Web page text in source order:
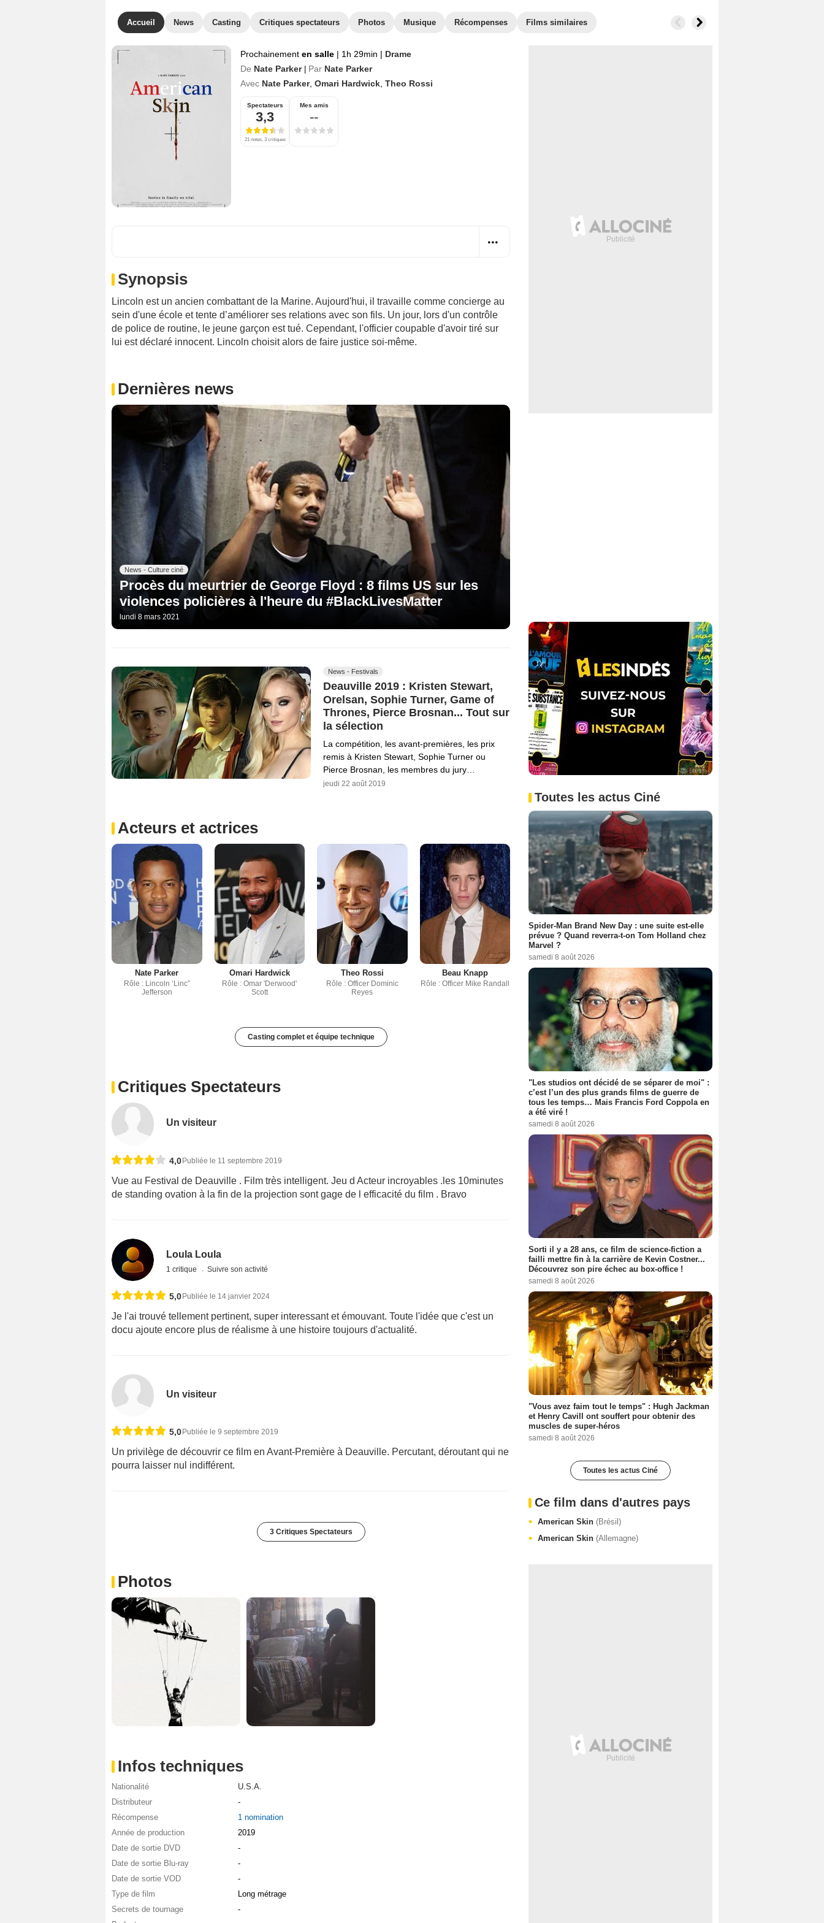
Accueil News Casting Critiques spectateurs Photos Musique Récompenses Films similaires
Prochainement en salle | 1h 29min | Drame
De Nate Parker Par Nate Parker
Avec Nate Parker, Omari Hardwick Theo Rossi
Spectateurs
3,3
21 notes, 3 critiques
Mes amis
--
Synopsis
Lincoln est un ancien combattant de la Marine. Aujourd'hui, il travaille comme concierge au
sein d'une école et tente d’améliorer ses relations avec son fils. Un jour, lors d'un contrôle
de police de routine, le jeune garçon est tué. Cependant, l'officier coupable d'avoir tiré sur
lui est déclaré innocent. Lincoln choisit alors de faire justice soi-même.
Dernières news
News - Culture ciné
Procès du meurtrier de George Floyd : 8 films US sur les
violences policières à l'heure du #BlackLivesMatter
lundi 8 mars 2021
News - Festivals
Deauville 2019 : Kristen Stewart,
Orelsan, Sophie Turner, Game of
Thrones, Pierce Brosnan... Tout sur
la sélection
La compétition, les avant-premières, les prix
remis à Kristen Stewart, Sophie Turner ou
Pierce Brosnan, les membres du jury…
jeudi 22 août 2019
Acteurs et actrices
Nate Parker
Rôle : Lincoln ‘Linc”
Jefferson
Omari Hardwick
Rôle : Omar 'Derwood'
Scott
Theo Rossi
Rôle : Officer Dominic
Reyes
Beau Knapp
Rôle : Officer Mike Randall
Casting complet et équipe technique
Critiques Spectateurs
Un visiteur
4,0Publiée le 11 septembre 2019
Vue au Festival de Deauville . Film très intelligent. Jeu d Acteur incroyables .les 10minutes
de standing ovation à la fin de la projection sont gage de l efficacité du film . Bravo
Loula Loula
1 critique Suivre son activité
5,0Publiée le 14 janvier 2024
Je l'ai trouvé tellement pertinent, super interessant et émouvant. Toute l'idée que c'est un
docu ajoute encore plus de réalisme à une histoire toujours d'actualité.
Un visiteur
5,0Publiée le 9 septembre 2019
Un privilège de découvrir ce film en Avant-Première à Deauville. Percutant, déroutant qui ne
pourra laisser nul indifférent.
3 Critiques Spectateurs
Photos
Infos techniques
Nationalité
U.S.A.
Distributeur
-
Récompense
1 nomination
Année de production
2019
Date de sortie DVD
-
Date de sortie Blu-ray
-
Date de sortie VOD
-
Type de film
Long métrage
Secrets de tournage
-
Toutes les actus Ciné
Spider-Man Brand New Day : une suite est-elle
prévue ? Quand reverra-t-on Tom Holland chez
Marvel ?
samedi 8 août 2026
"Les studios ont décidé de se séparer de moi" :
c’est l’un des plus grands films de guerre de
tous les temps… Mais Francis Ford Coppola en
a été viré !
samedi 8 août 2026
Sorti il y a 28 ans, ce film de science-fiction a
failli mettre fin à la carrière de Kevin Costner...
Découvrez son pire échec au box-office !
samedi 8 août 2026
"Vous avez faim tout le temps" : Hugh Jackman
et Henry Cavill ont souffert pour obtenir des
muscles de super-héros
samedi 8 août 2026
Toutes les actus Ciné
Ce film dans d'autres pays
American Skin (Brésil)
American Skin (Allemagne)